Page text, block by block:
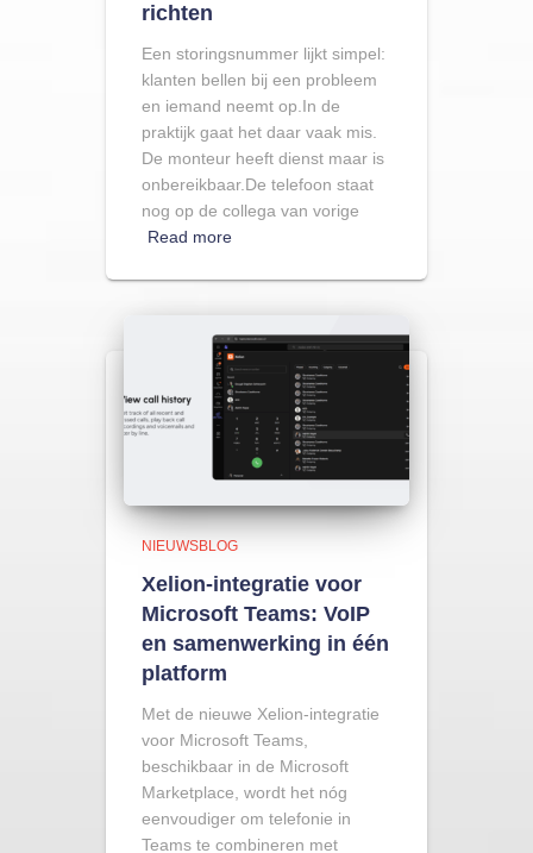
richten
Een storingsnummer lijkt simpel:
klanten bellen bij een probleem
en iemand neemt op.In de
praktijk gaat het daar vaak mis.
De monteur heeft dienst maar is
onbereikbaar.De telefoon staat
nog op de collega van vorige
Read more
NIEUWSBLOG
Xelion-integratie voor
Microsoft Teams: VoIP
en samenwerking in één
platform
Met de nieuwe Xelion-integratie
voor Microsoft Teams,
beschikbaar in de Microsoft
Marketplace, wordt het nóg
eenvoudiger om telefonie in
Teams te combineren met